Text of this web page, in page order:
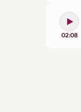
02:08